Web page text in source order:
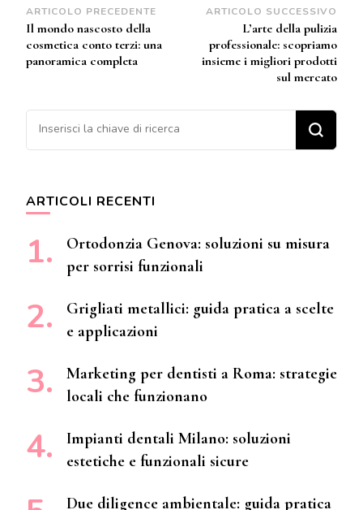
Navigazione
articoli
ARTICOLO PRECEDENTE
Il mondo nascosto della
cosmetica conto terzi: una
panoramica completa
ARTICOLO SUCCESSIVO
L’arte della pulizia
professionale: scopriamo
insieme i migliori prodotti
sul mercato
Cerchi qualcosa?
ARTICOLI RECENTI
Ortodonzia Genova: soluzioni su misura
per sorrisi funzionali
Grigliati metallici: guida pratica a scelte
e applicazioni
Marketing per dentisti a Roma: strategie
locali che funzionano
Impianti dentali Milano: soluzioni
estetiche e funzionali sicure
Due diligence ambientale: guida pratica